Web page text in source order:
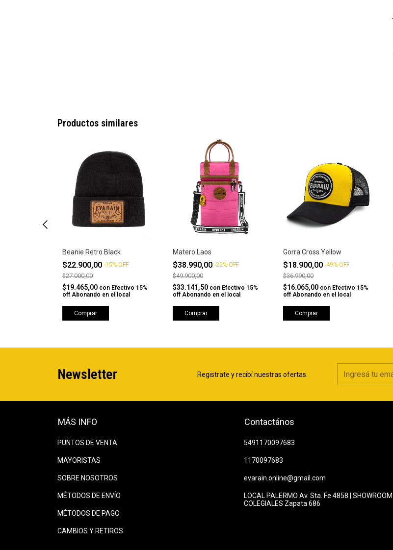
Productos similares
Beanie Retro Black
$22.900,00 -15% OFF
$27.000,00
$19.465,00 con Efectivo 15%
off Abonando en el local
Comprar
Matero Laos
$38.990,00 -22% OFF
$49.900,00
$33.141,50 con Efectivo 15%
off Abonando en el local
Comprar
Gorra Cross Yellow
$18.900,00 -49% OFF
$36.990,00
$16.065,00 con Efectivo 15%
off Abonando en el local
Comprar
Newsletter Registrate y recibí nuestras ofertas.
MÁS INFO
PUNTOS DE VENTA
MAYORISTAS
SOBRE NOSOTROS
MÉTODOS DE ENVÍO
MÉTODOS DE PAGO
CAMBIOS Y RETIROS
Contactános
5491170097683
1170097683
evarain.online@gmail.com
LOCAL PALERMO Av. Sta. Fe 4858 | SHOWROOM
COLEGIALES Zapata 686